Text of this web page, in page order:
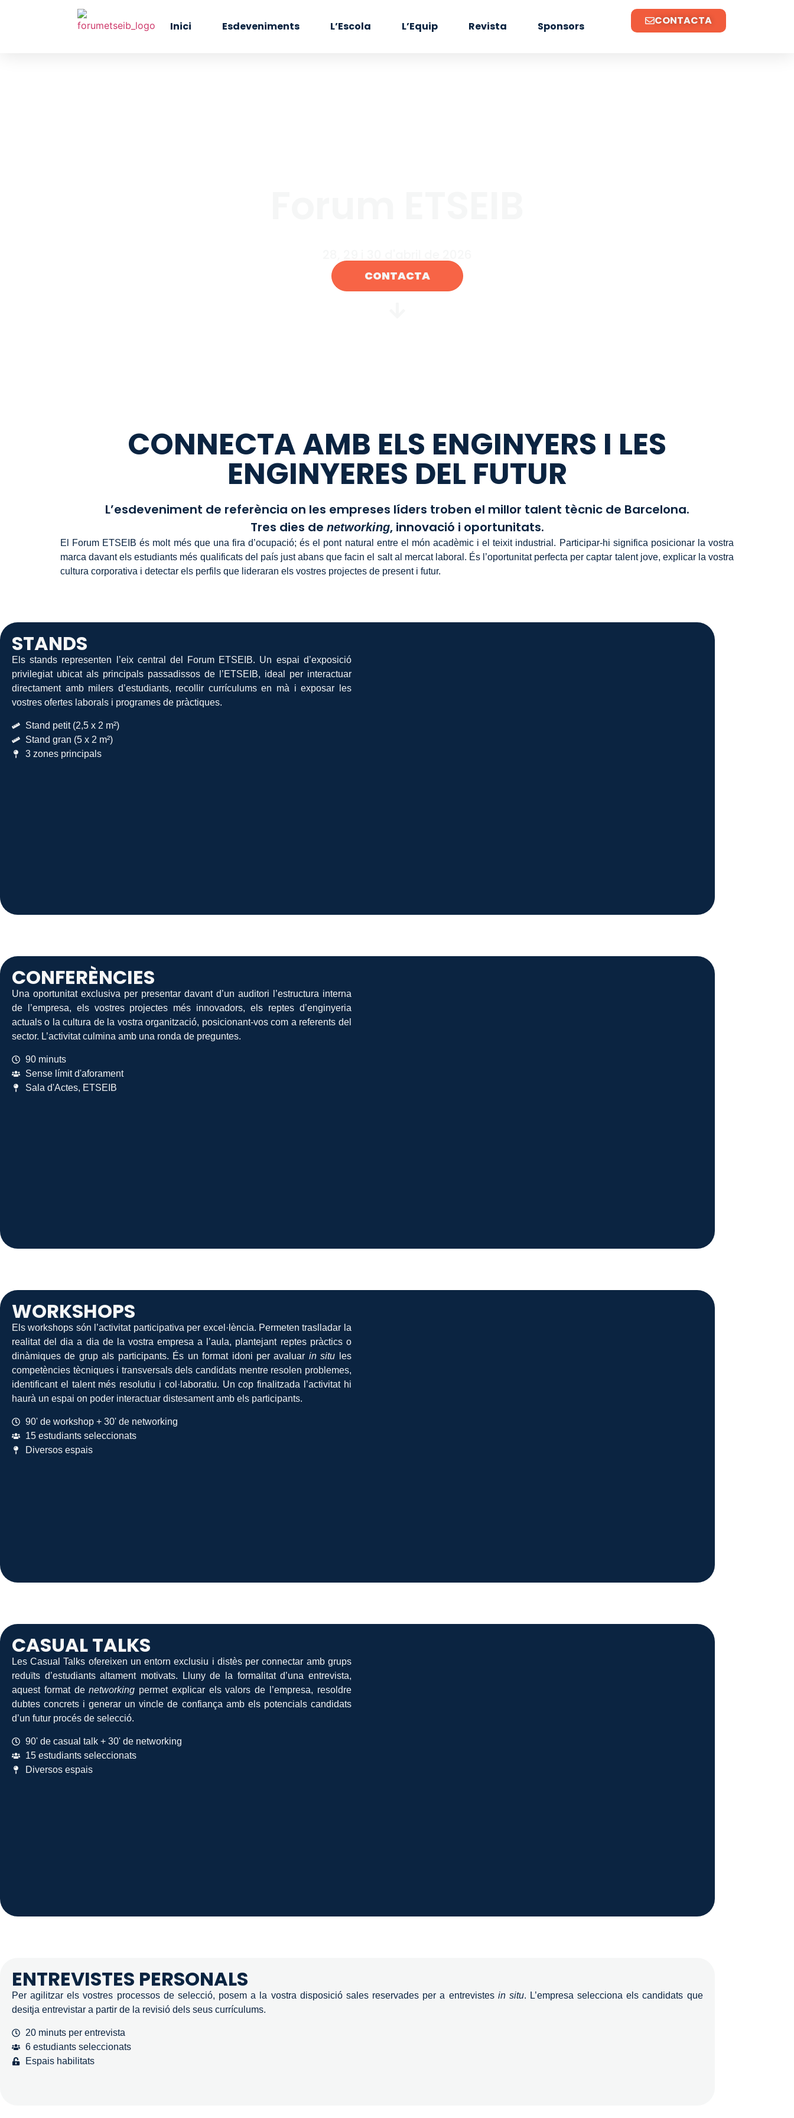
Inici Esdeveniments L’Escola L’Equip Revista Sponsors CONTACTA
CONTACTA
CONNECTA AMB ELS ENGINYERS I LES
ENGINYERES DEL FUTUR
L’esdeveniment de referència on les empreses líders troben el millor talent tècnic de Barcelona.
Tres dies de networking, innovació i oportunitats.
El Forum ETSEIB és molt més que una fira d’ocupació; és el pont natural entre el món acadèmic i el teixit industrial. Participar-hi significa posicionar la vostra
marca davant els estudiants més qualificats del país just abans que facin el salt al mercat laboral. És l’oportunitat perfecta per captar talent jove, explicar la vostra
cultura corporativa i detectar els perfils que lideraran els vostres projectes de present i futur.
STANDS
Els stands representen l’eix central del Forum ETSEIB. Un espai d’exposició
privilegiat ubicat als principals passadissos de l’ETSEIB, ideal per interactuar
directament amb milers d’estudiants, recollir currículums en mà i exposar les
vostres ofertes laborals i programes de pràctiques.
Stand petit (2,5 x 2 m²)
Stand gran (5 x 2 m²)
3 zones principals
CONFERÈNCIES
Una oportunitat exclusiva per presentar davant d’un auditori l’estructura interna
de l’empresa, els vostres projectes més innovadors, els reptes d’enginyeria
actuals o la cultura de la vostra organització, posicionant-vos com a referents del
sector. L’activitat culmina amb una ronda de preguntes.
90 minuts
Sense límit d'aforament
Sala d'Actes, ETSEIB
WORKSHOPS
Els workshops són l’activitat participativa per excel·lència. Permeten traslladar la
realitat del dia a dia de la vostra empresa a l’aula, plantejant reptes pràctics o
dinàmiques de grup als participants. És un format idoni per avaluar in situ les
competències tècniques i transversals dels candidats mentre resolen problemes,
identificant el talent més resolutiu i col·laboratiu. Un cop finalitzada l’activitat hi
haurà un espai on poder interactuar distesament amb els participants.
90' de workshop + 30' de networking
15 estudiants seleccionats
Diversos espais
CASUAL TALKS
Les Casual Talks ofereixen un entorn exclusiu i distès per connectar amb grups
reduïts d’estudiants altament motivats. Lluny de la formalitat d’una entrevista,
aquest format denetworking permet explicar els valors de l’empresa, resoldre
dubtes concrets i generar un vincle de confiança amb els potencials candidats
d’un futur procés de selecció.
90' de casual talk + 30' de networking
15 estudiants seleccionats
Diversos espais
ENTREVISTES PERSONALS
Per agilitzar els vostres processos de selecció, posem a la vostra disposició sales reservades per a entrevistes in situ. L’empresa selecciona els candidats que
desitja entrevistar a partir de la revisió dels seus currículums.
20 minuts per entrevista
6 estudiants seleccionats
Espais habilitats